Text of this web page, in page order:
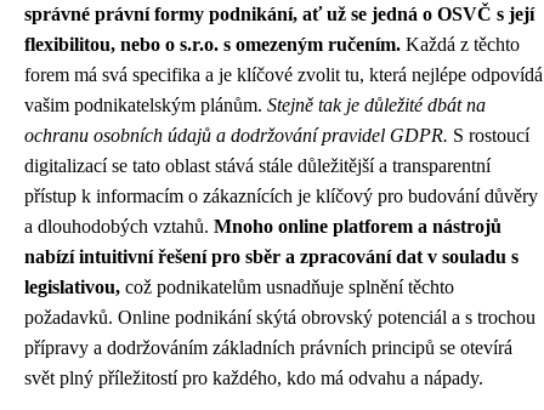
správné právní formy podnikání, ať už se jedná o OSVČ s její
flexibilitou, nebo o s.r.o. s omezeným ručením. Každá z těchto
forem má svá specifika a je klíčové zvolit tu, která nejlépe odpovídá
vašim podnikatelským plánům. Stejně tak je důležité dbát na
ochranu osobních údajů a dodržování pravidel GDPR. S rostoucí
digitalizací se tato oblast stává stále důležitější a transparentní
přístup k informacím o zákaznících je klíčový pro budování důvěry
a dlouhodobých vztahů. Mnoho online platforem a nástrojů
nabízí intuitivní řešení pro sběr a zpracování dat v souladu s
legislativou, což podnikatelům usnadňuje splnění těchto
požadavků. Online podnikání skýtá obrovský potenciál a s trochou
přípravy a dodržováním základních právních principů se otevírá
svět plný příležitostí pro každého, kdo má odvahu a nápady.